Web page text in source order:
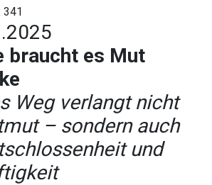
341
braucht es Mut
Weg verlangt nicht
– sondern auch
und